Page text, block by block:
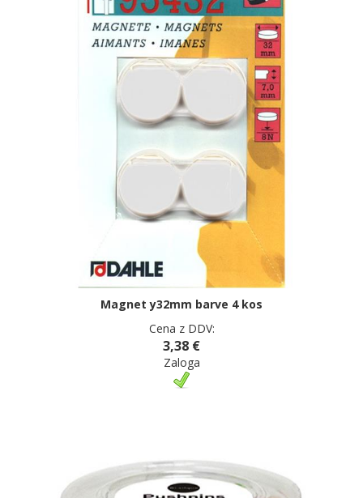
Magnet y32mm barve 4 kos
Cena z DDV:
3,38 €
Zaloga